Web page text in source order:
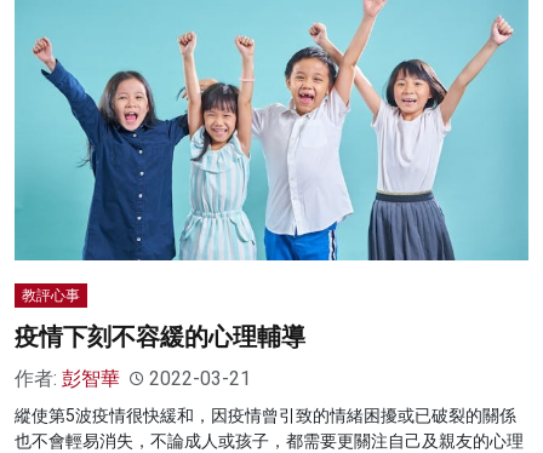
教評心事
疫情下刻不容緩的心理輔導
作者: 彭智華 2022-03-21
縱使第5波疫情很快緩和，因疫情曾引致的情緒困擾或已破裂的關係
也不會輕易消失，不論成人或孩子，都需要更關注自己及親友的心理